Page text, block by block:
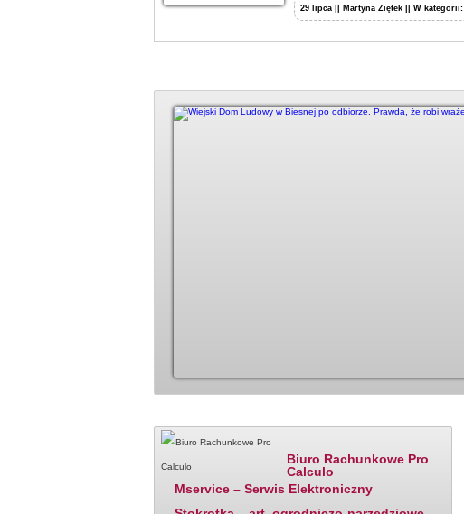
29 lipca || Martyna Ziętek || W kategorii:
Biuro Rachunkowe Pro
Calculo
Mservice – Serwis Elektroniczny